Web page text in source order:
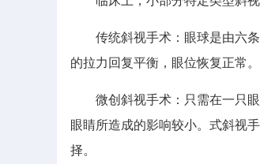
传统斜视手术：眼球是由六条
的拉力回复平衡，眼位恢复正常
微创斜视手术：只需在一只眼
眼睛所造成的影响较小。式斜视
择。